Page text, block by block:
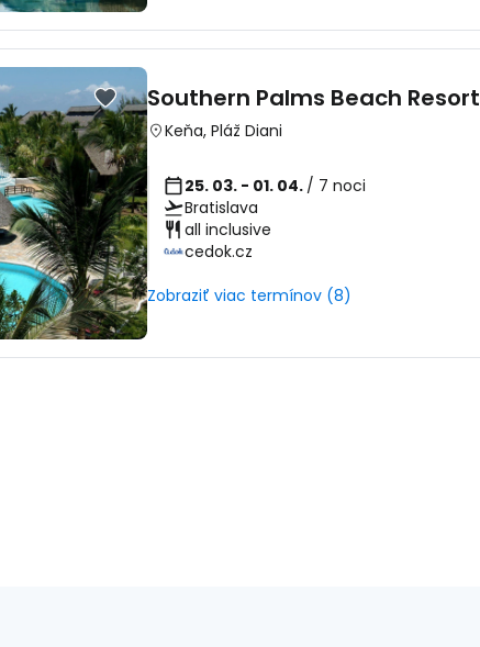
Southern Palms Beach Resort
Keňa, Pláž Diani
25. 03. - 01. 04. / 7 noci
Bratislava
all inclusive
cedok.cz
Zobraziť viac termínov (8)